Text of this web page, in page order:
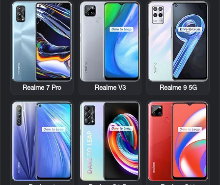
Realme 9 5G
Realme V3
Realme 7 Pro